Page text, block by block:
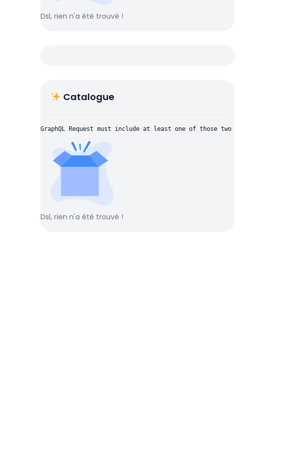
Dsl, rien n'a été trouvé !
Catalogue
GraphQL Request must include at least one of those two parameters:
Dsl, rien n'a été trouvé !